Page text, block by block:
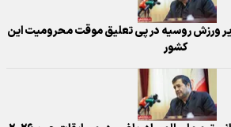
ورزش روسیه در پی تعلیق موقت محرومیت این
کشور